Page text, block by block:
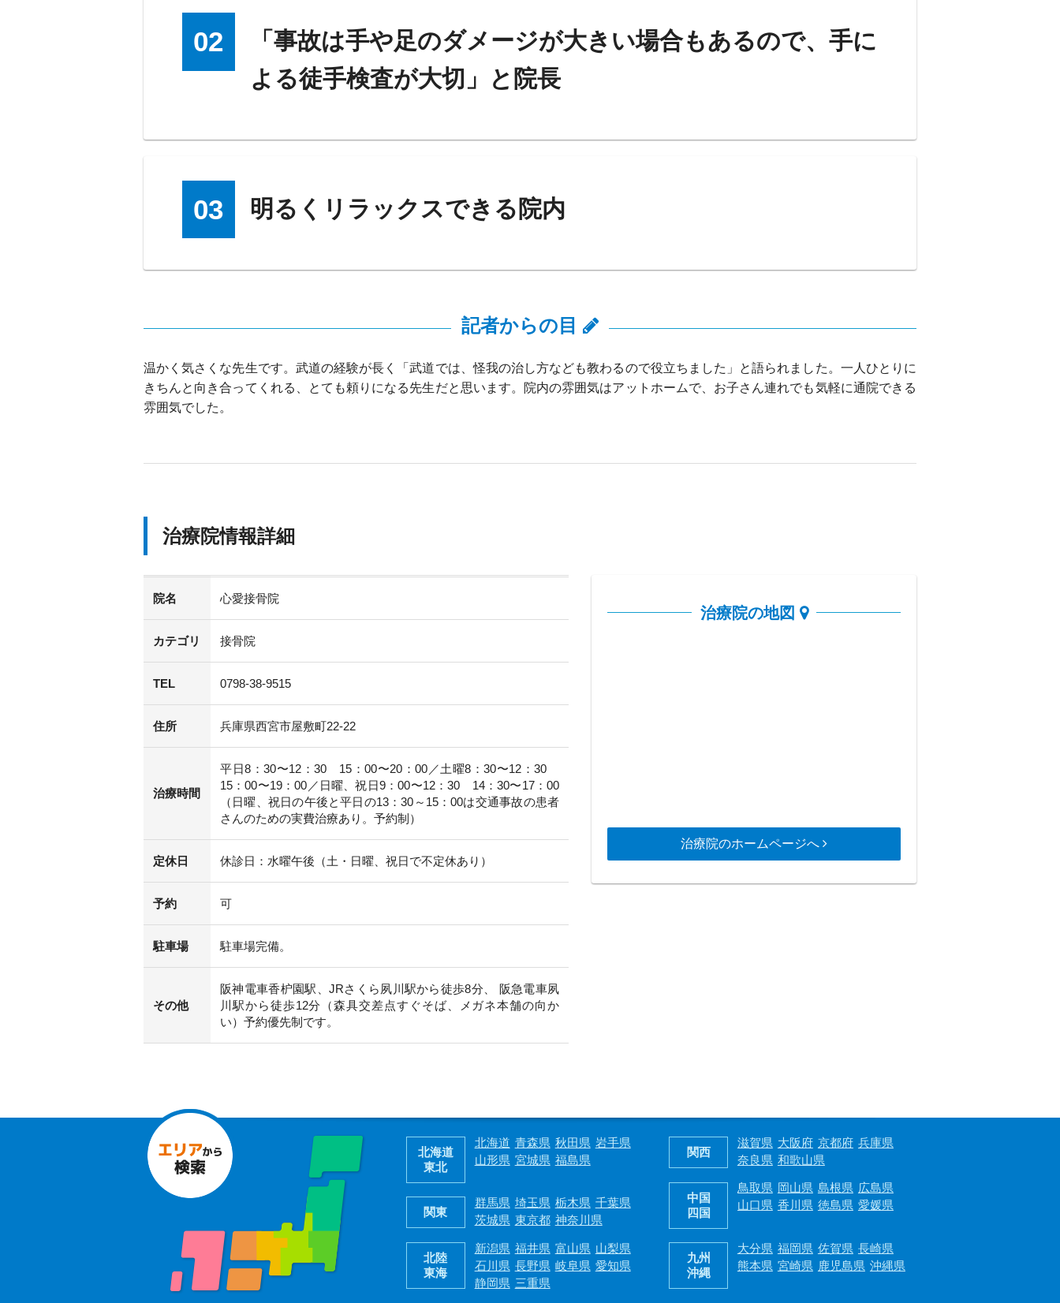
02
「事故は手や足のダメージが大きい場合もあるので、手に
よる徒手検査が大切」と院長
03 明るくリラックスできる院内
記者からの目
温かく気さくな先生です。武道の経験が長く「武道では、怪我の治し方なども教わるので役立ちました」と語られました。一人ひとりに
きちんと向き合ってくれる、とても頼りになる先生だと思います。院内の雰囲気はアットホームで、お子さん連れでも気軽に通院できる
雰囲気でした。
治療院情報詳細
院名 心愛接骨院
カテゴリ 接骨院
TEL 0798-38-9515
住所 兵庫県西宮市屋敷町22-22
治療時間
平日8：30〜12：30 15：00〜20：00／土曜8：30〜12：30
15：00〜19：00／日曜、祝日9：00〜12：30 14：30〜17：00
（日曜、祝日の午後と平日の13：30～15：00は交通事故の患者
さんのための実費治療あり。予約制）
定休日 休診日：水曜午後（土・日曜、祝日で不定休あり）
予約 可
駐車場 駐車場完備。
その他
阪神電車香枦園駅、JRさくら夙川駅から徒歩8分、 阪急電車夙
川駅から徒歩12分（森具交差点すぐそば、メガネ本舗の向か
い）予約優先制です。
治療院の地図
治療院のホームページへ
北海道
東北
北海道 青森県 秋田県 岩手県
山形県 宮城県 福島県
関東
群馬県 埼玉県 栃木県 千葉県
茨城県 東京都 神奈川県
北陸
東海
新潟県 福井県 富山県 山梨県
石川県 長野県 岐阜県 愛知県
静岡県 三重県
関西
滋賀県 大阪府 京都府 兵庫県
奈良県 和歌山県
中国
四国
鳥取県 岡山県 島根県 広島県
山口県 香川県 徳島県 愛媛県
九州
沖縄
大分県 福岡県 佐賀県 長崎県
熊本県 宮崎県 鹿児島県 沖縄県